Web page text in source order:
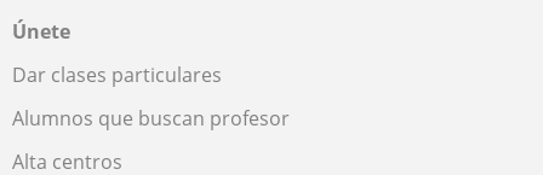
Únete
Dar clases particulares
Alumnos que buscan profesor
Alta centros